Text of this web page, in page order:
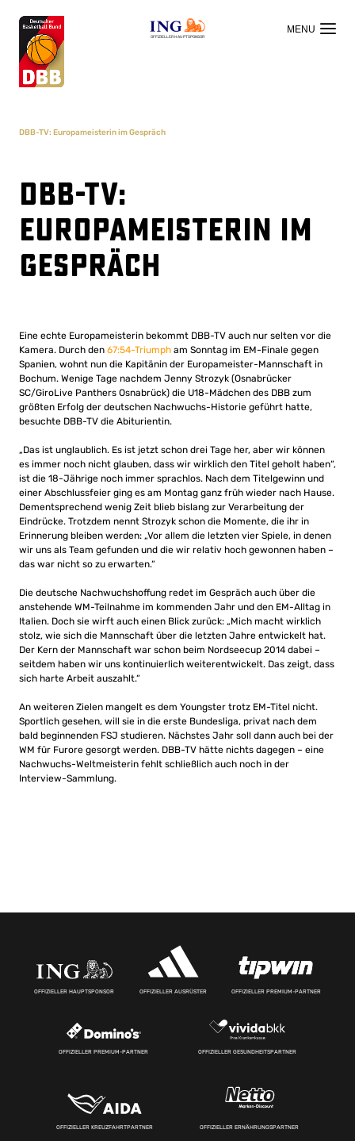
OFFIZIELLER HAUPTSPONSOR
DBB-TV: Europameisterin im Gespräch
DBB-TV:
Europameisterin im
Gespräch
Eine echte Europameisterin bekommt DBB-TV auch nur selten vor die
Kamera. Durch den 67:54-Triumph am Sonntag im EM-Finale gegen
Spanien, wohnt nun die Kapitänin der Europameister-Mannschaft in
Bochum. Wenige Tage nachdem Jenny Strozyk (Osnabrücker
SC/GiroLive Panthers Osnabrück) die U18-Mädchen des DBB zum
größten Erfolg der deutschen Nachwuchs-Historie geführt hatte,
besuchte DBB-TV die Abiturientin.
„Das ist unglaublich. Es ist jetzt schon drei Tage her, aber wir können
es immer noch nicht glauben, dass wir wirklich den Titel geholt haben“,
ist die 18-Jährige noch immer sprachlos. Nach dem Titelgewinn und
einer Abschlussfeier ging es am Montag ganz früh wieder nach Hause.
Dementsprechend wenig Zeit blieb bislang zur Verarbeitung der
Eindrücke. Trotzdem nennt Strozyk schon die Momente, die ihr in
Erinnerung bleiben werden: „Vor allem die letzten vier Spiele, in denen
wir uns als Team gefunden und die wir relativ hoch gewonnen haben –
das war nicht so zu erwarten.“
Die deutsche Nachwuchshoffung redet im Gespräch auch über die
anstehende WM-Teilnahme im kommenden Jahr und den EM-Alltag in
Italien. Doch sie wirft auch einen Blick zurück: „Mich macht wirklich
stolz, wie sich die Mannschaft über die letzten Jahre entwickelt hat.
Der Kern der Mannschaft war schon beim Nordseecup 2014 dabei –
seitdem haben wir uns kontinuierlich weiterentwickelt. Das zeigt, dass
sich harte Arbeit auszahlt.“
An weiteren Zielen mangelt es dem Youngster trotz EM-Titel nicht.
Sportlich gesehen, will sie in die erste Bundesliga, privat nach dem
bald beginnenden FSJ studieren. Nächstes Jahr soll dann auch bei der
WM für Furore gesorgt werden. DBB-TV hätte nichts dagegen – eine
Nachwuchs-Weltmeisterin fehlt schließlich auch noch in der
Interview-Sammlung.
OFFIZIELLER HAUPTSPONSOR OFFIZIELLER AUSRÜSTER OFFIZIELLER PREMIUM-PARTNER
OFFIZIELLER PREMIUM-PARTNER OFFIZIELLER GESUNDHEITSPARTNER
OFFIZIELLER KREUZFAHRTPARTNER OFFIZIELLER ERNÄHRUNGSPARTNER